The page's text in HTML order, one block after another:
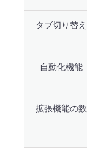
タブ切り替え
自動化機能
拡張機能の数